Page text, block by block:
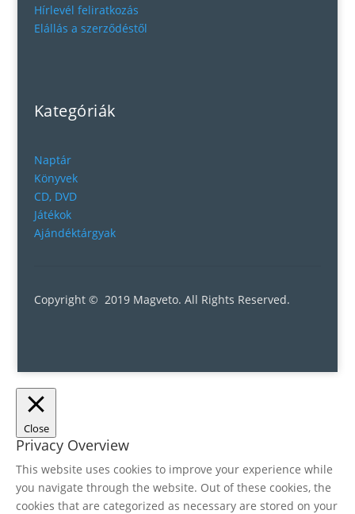
Hírlevél feliratkozás
Elállás a szerződéstől
Kategóriák
Naptár
Könyvek
CD, DVD
Játékok
Ajándéktárgyak
Copyright © 2019 Magveto. All Rights Reserved.
Close
Privacy Overview
This website uses cookies to improve your experience while
you navigate through the website. Out of these cookies, the
cookies that are categorized as necessary are stored on your